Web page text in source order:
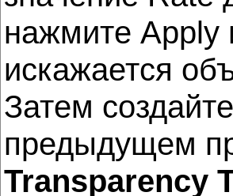
нажмите Apply
искажается
Затем
предыдущем
Transparency